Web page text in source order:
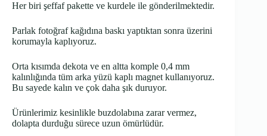
Her biri şeffaf pakette ve kurdele ile gönderilmektedir.
Parlak fotoğraf kağıdına baskı yaptıktan sonra üzerini
korumayla kaplıyoruz.
Orta kısımda dekota ve en altta komple 0,4 mm
kalınlığında tüm arka yüzü kaplı magnet kullanıyoruz.
Bu sayede kalın ve çok daha şık duruyor.
Ürünlerimiz kesinlikle buzdolabına zarar vermez,
dolapta durduğu sürece uzun ömürlüdür.